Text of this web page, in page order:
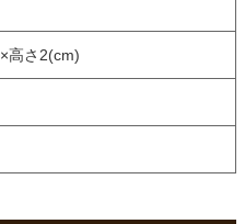
高さ2(cm)